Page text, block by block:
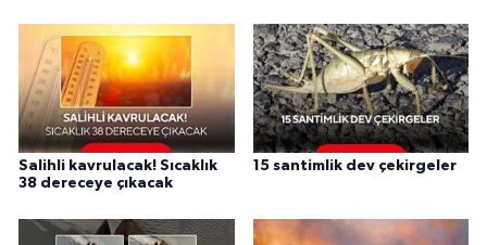
Salihli kavrulacak! Sıcaklık
38 dereceye çıkacak
15 santimlik dev çekirgeler